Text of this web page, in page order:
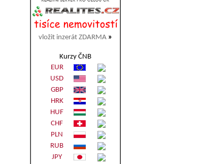
vložit inzerát ZDARMA »
Kurzy ČNB
EUR
USD
GBP
HRK
HUF
CHF
PLN
RUB
JPY